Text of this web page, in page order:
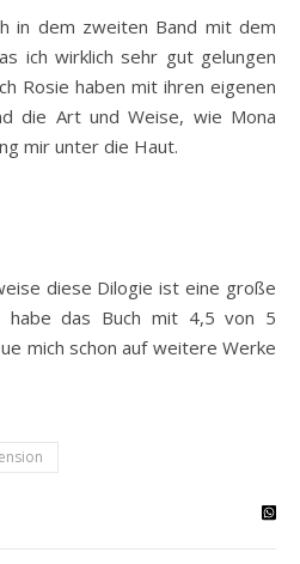
in dem zweiten Band mit dem
ich wirklich sehr gut gelungen
Rosie haben mit ihren eigenen
die Art und Weise, wie Mona
mir unter die Haut.
diese Dilogie ist eine große
habe das Buch mit 4,5 von 5
mich schon auf weitere Werke